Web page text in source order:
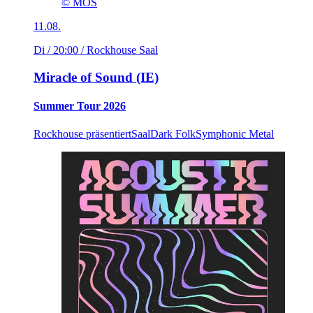
© MOS
11.08.
Di / 20:00 / Rockhouse Saal
Miracle of Sound (IE)
Summer Tour 2026
Rockhouse präsentiertSaalDark FolkSymphonic Metal